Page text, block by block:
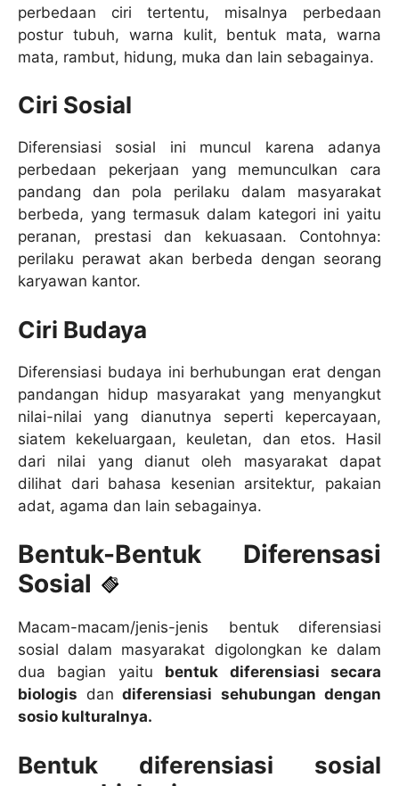
perbedaan ciri tertentu, misalnya perbedaan
postur tubuh, warna kulit, bentuk mata, warna
mata, rambut, hidung, muka dan lain sebagainya.
Ciri Sosial
Diferensiasi sosial ini muncul karena adanya
perbedaan pekerjaan yang memunculkan cara
pandang dan pola perilaku dalam masyarakat
berbeda, yang termasuk dalam kategori ini yaitu
peranan, prestasi dan kekuasaan. Contohnya:
perilaku perawat akan berbeda dengan seorang
karyawan kantor.
Ciri Budaya
Diferensiasi budaya ini berhubungan erat dengan
pandangan hidup masyarakat yang menyangkut
nilai-nilai yang dianutnya seperti kepercayaan,
siatem kekeluargaan, keuletan, dan etos. Hasil
dari nilai yang dianut oleh masyarakat dapat
dilihat dari bahasa kesenian arsitektur, pakaian
adat, agama dan lain sebagainya.
Bentuk-Bentuk Diferensasi
Sosial
Macam-macam/jenis-jenis bentuk diferensiasi
sosial dalam masyarakat digolongkan ke dalam
dua bagian yaitu bentuk diferensiasi secara
biologis dan diferensiasi sehubungan dengan
sosio kulturalnya.
Bentuk diferensiasi sosial